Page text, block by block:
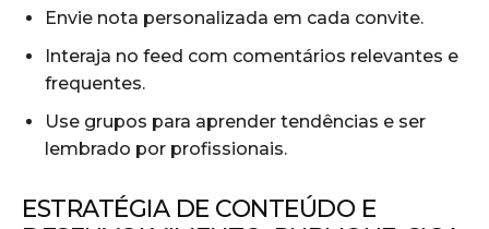
Envie nota personalizada em cada convite.
Interaja no feed com comentários relevantes e
frequentes.
Use grupos para aprender tendências e ser
lembrado por profissionais.
ESTRATÉGIA DE CONTEÚDO E